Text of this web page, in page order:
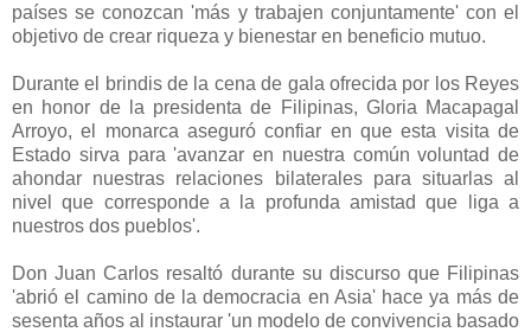
países se conozcan 'más y trabajen conjuntamente' con el
objetivo de crear riqueza y bienestar en beneficio mutuo.
Durante el brindis de la cena de gala ofrecida por los Reyes
en honor de la presidenta de Filipinas, Gloria Macapagal
Arroyo, el monarca aseguró confiar en que esta visita de
Estado sirva para 'avanzar en nuestra común voluntad de
ahondar nuestras relaciones bilaterales para situarlas al
nivel que corresponde a la profunda amistad que liga a
nuestros dos pueblos'.
Don Juan Carlos resaltó durante su discurso que Filipinas
'abrió el camino de la democracia en Asia' hace ya más de
sesenta años al instaurar 'un modelo de convivencia basado